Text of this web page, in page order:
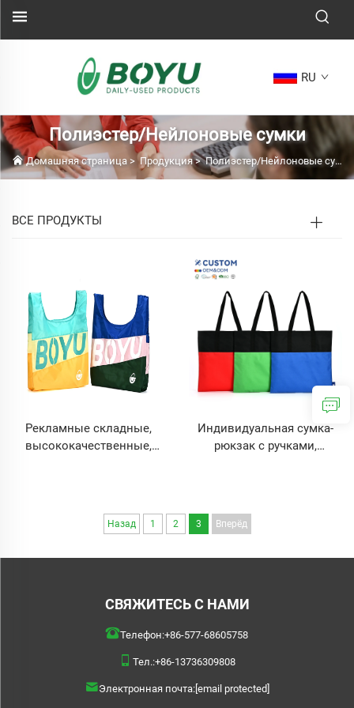
RU
Полиэстер/Нейлоновые сумки
Домашняя страница >Продукция>Полиэстер/Нейлоновые сумки
ВСЕ ПРОДУКТЫ
Рекламные складные,
высококачественные,
сделанные вручную
полиэстеровые сумки для
Индивидуальная сумка-
рюкзак с ручками,
ручками на заказ для
повседневного
Назад 1 2 3 Вперёд
СВЯЖИТЕСЬ С НАМИ
Телефон:+86-577-68605758
Тел.:+86-13736309808
Электронная почта: [email protected]